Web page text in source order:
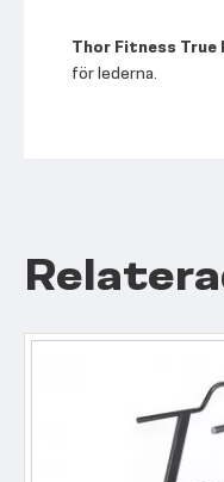
Thor Fitness True
för lederna.